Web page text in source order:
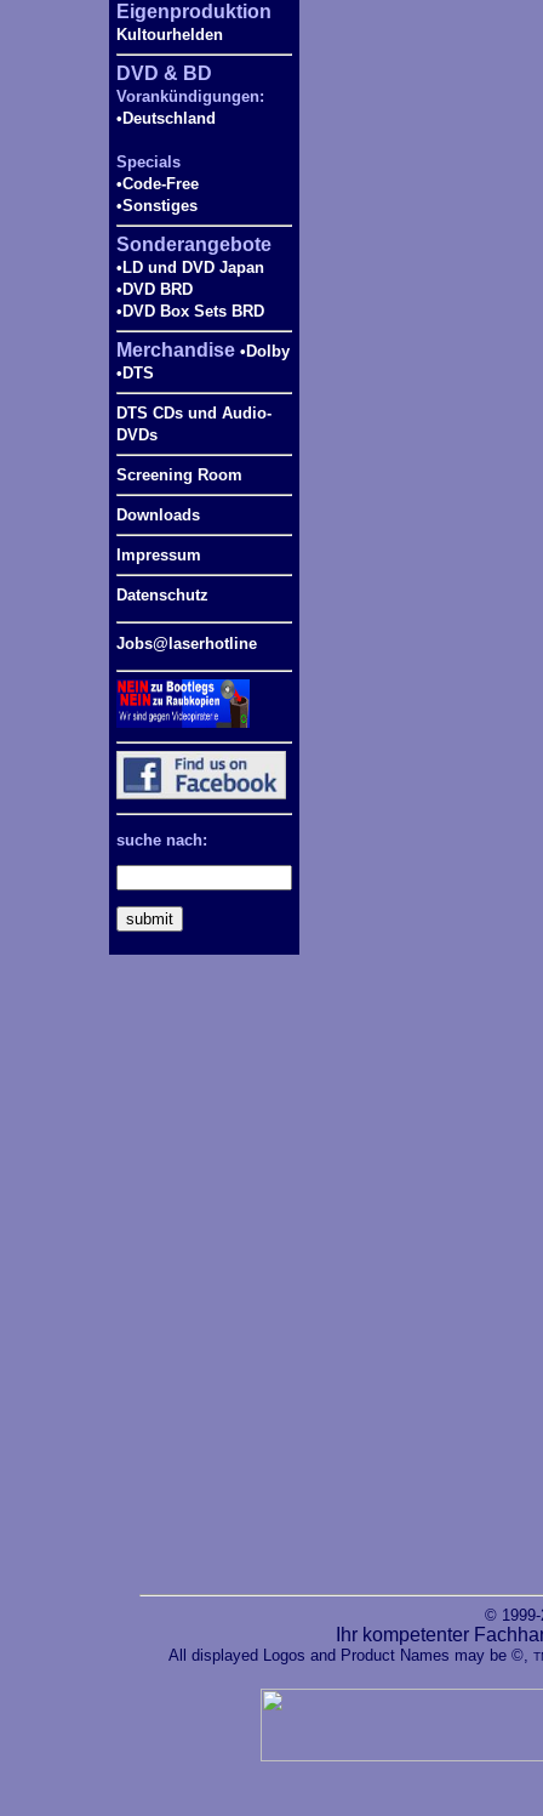
Eigenproduktion
Kultourhelden
DVD & BD
Vorankündigungen:
•Deutschland
Specials
•Code-Free
•Sonstiges
Sonderangebote
•LD und DVD Japan
•DVD BRD
•DVD Box Sets BRD
Merchandise •Dolby
•DTS
DTS CDs und Audio-
DVDs
Screening Room
Downloads
Impressum
Datenschutz
Jobs@laserhotline
suche nach:
© 1999-
Ihr kompetenter
All displayed Logos and Product Names may be ©,